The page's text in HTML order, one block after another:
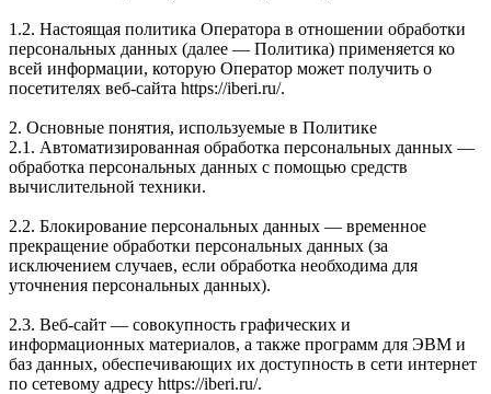
1.2. Настоящая политика Оператора в отношении обработки
персональных данных (далее — Политика) применяется ко
всей информации, которую Оператор может получить о
посетителях веб-сайта https://iberi.ru/.
2. Основные понятия, используемые в Политике
2.1. Автоматизированная обработка персональных данных —
обработка персональных данных с помощью средств
вычислительной техники.
2.2. Блокирование персональных данных — временное
прекращение обработки персональных данных (за
исключением случаев, если обработка необходима для
уточнения персональных данных).
2.3. Веб-сайт — совокупность графических и
информационных материалов, а также программ для ЭВМ и
баз данных, обеспечивающих их доступность в сети интернет
по сетевому адресу https://iberi.ru/.